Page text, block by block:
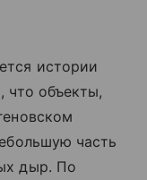
истории
что объекты,
часть
дыр. По